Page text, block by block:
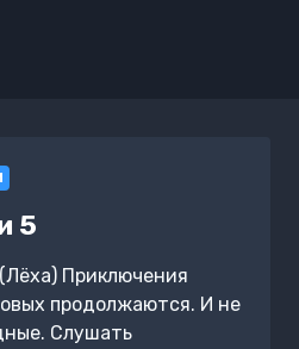
5
Приключения
продолжаются. И не
Слушать